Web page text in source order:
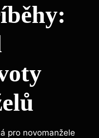
pro novomanžele